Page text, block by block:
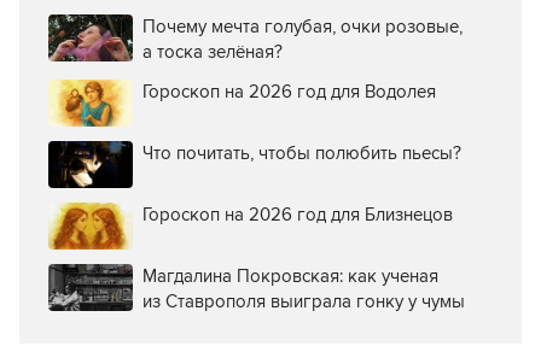
Почему мечта голубая, очки розовые,
а тоска зелёная?
Гороскоп на 2026 год для Водолея
Что почитать, чтобы полюбить пьесы?
Гороскоп на 2026 год для Близнецов
Магдалина Покровская: как ученая
из Ставрополя выиграла гонку у чумы